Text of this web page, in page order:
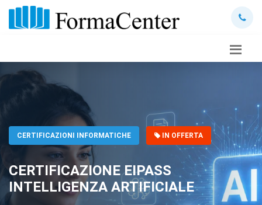
CERTIFICAZIONI INFORMATICHE IN OFFERTA
CERTIFICAZIONE EIPASS
INTELLIGENZA ARTIFICIALE